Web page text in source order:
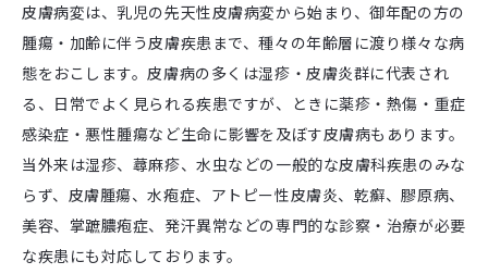
皮膚病変は、乳児の先天性皮膚病変から始まり、御年配の方の
腫瘍・加齢に伴う皮膚疾患まで、種々の年齢層に渡り様々な病
態をおこします。皮膚病の多くは湿疹・皮膚炎群に代表され
る、日常でよく見られる疾患ですが、ときに薬疹・熱傷・重症
感染症・悪性腫瘍など生命に影響を及ぼす皮膚病もあります。
当外来は湿疹、蕁麻疹、水虫などの一般的な皮膚科疾患のみな
らず、皮膚腫瘍、水疱症、アトピー性皮膚炎、乾癬、膠原病、
美容、掌蹠膿疱症、発汗異常などの専門的な診察・治療が必要
な疾患にも対応しております。